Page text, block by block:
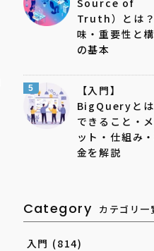
Source of
Truth）とは
味・重要性と
の基本
5
【入門】
BigQueryとは
できること・
ット・仕組み
金を解説
Category カテゴリ一
入門 (814)